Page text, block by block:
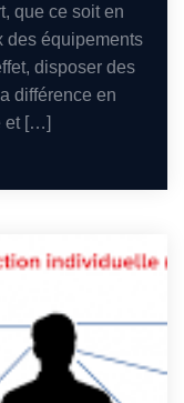
que ce soit en
des équipements
disposer des
différence en
et […]